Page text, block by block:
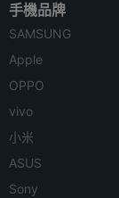
手機品牌
SAMSUNG
Apple
OPPO
vivo
小米
ASUS
Sony